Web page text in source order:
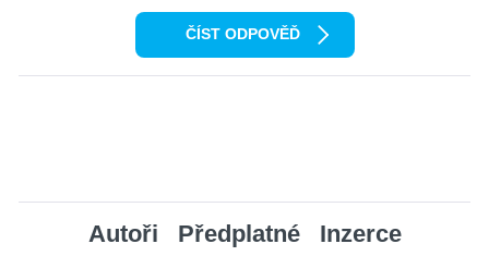
ČÍST ODPOVĚĎ
Autoři Předplatné Inzerce